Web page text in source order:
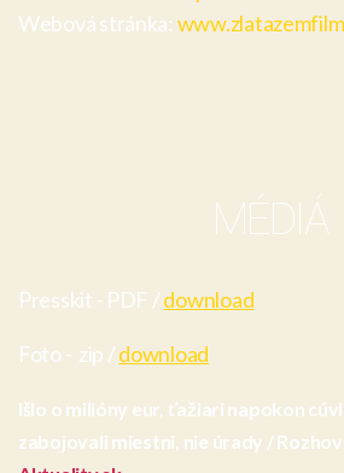
Webová stránka:
MÉDIÁ
Presskit - PDF /download
Foto - zip /download
Išlo o milióny eur, ťažiari napokon
zabojovali miestni, nie úrady /